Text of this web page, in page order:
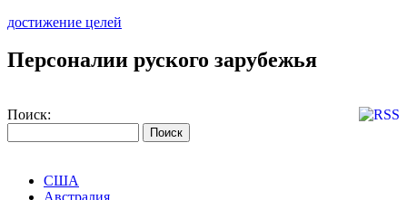
достижение целей
Персоналии руского зарубежья
Поиск:
США